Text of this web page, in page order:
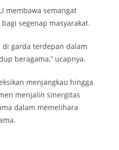
membawa semangat
segenap masyarakat.
di garda terdepan dalam
beragama,” ucapnya.
menjangkau hingga
menjalin sinergitas
dalam memelihara